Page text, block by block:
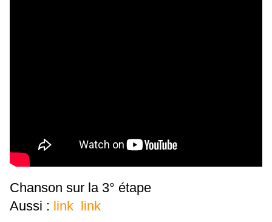
Chanson sur la 3° étape
Aussi : link link